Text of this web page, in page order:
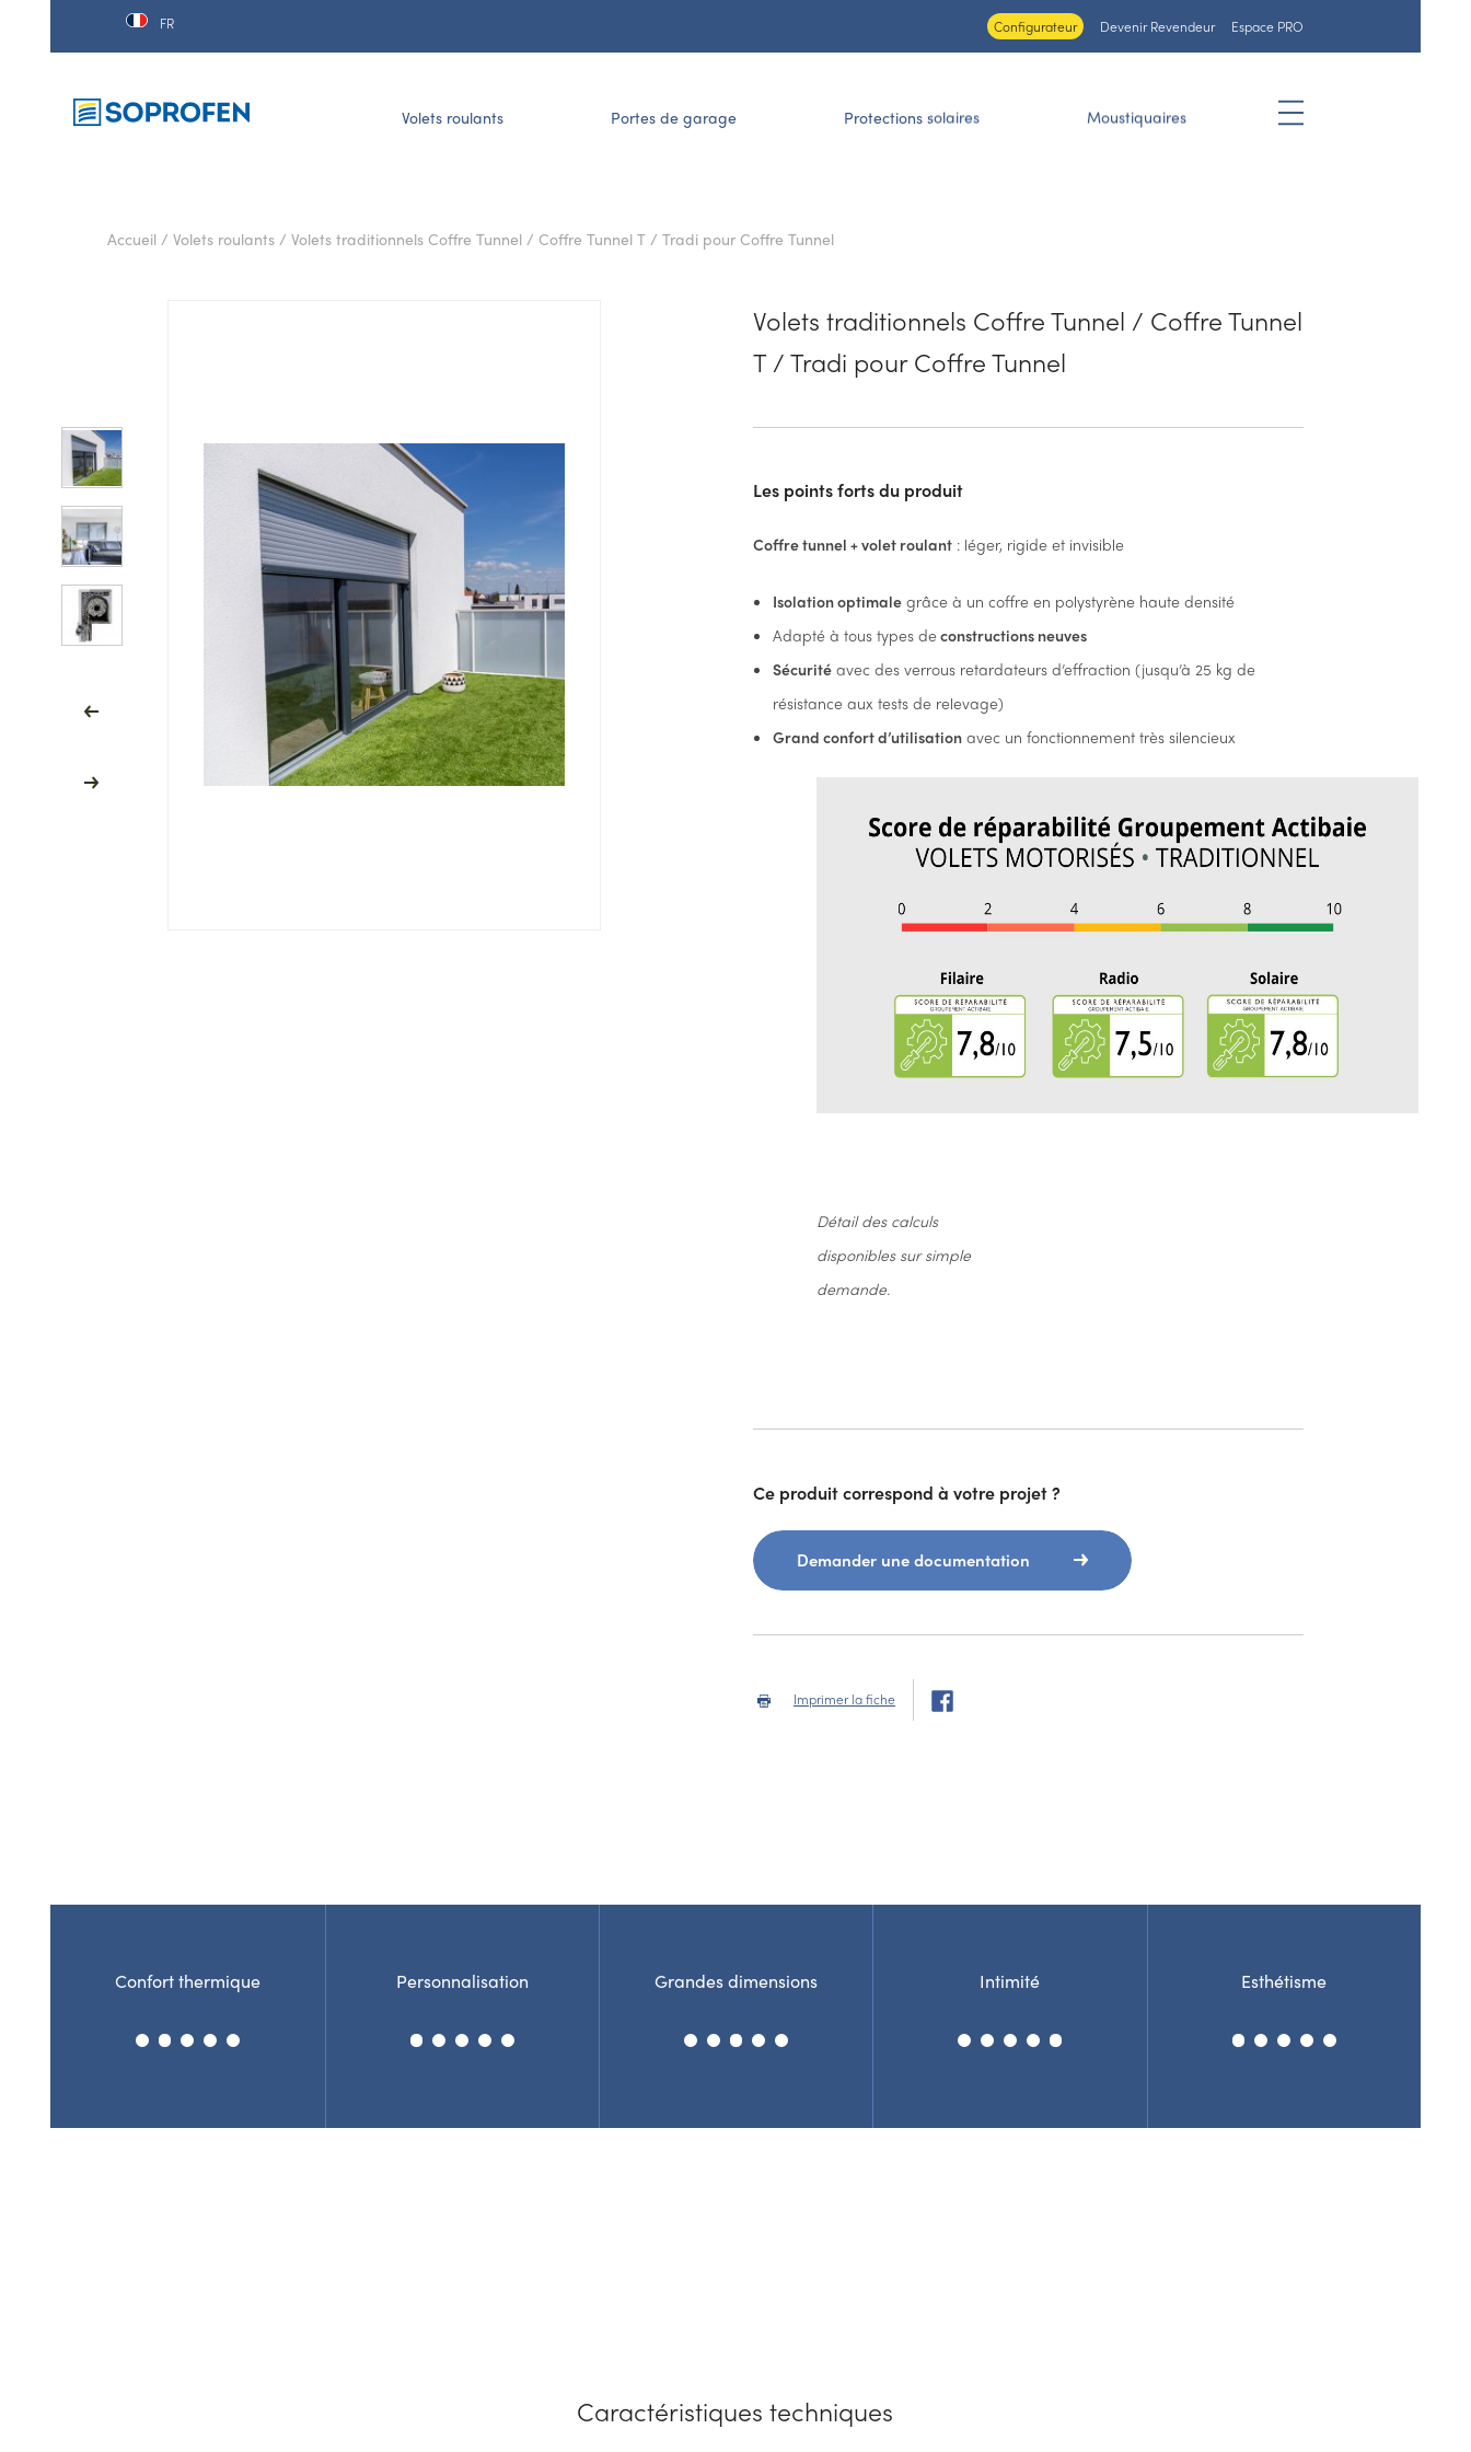
FR Configurateur Devenir Revendeur Espace PRO
Volets roulants Portes de garage Protections solaires Moustiquaires
Accueil /Volets roulants /Volets traditionnels Coffre Tunnel / Coffre Tunnel T / Tradi pour Coffre Tunnel
Volets traditionnels Coffre Tunnel / Coffre Tunnel
T / Tradi pour Coffre Tunnel
Les points forts du produit
Coffre tunnel + volet roulant: léger, rigide et invisible
Isolation optimale grâce à un coffre en polystyrène haute densité
Adapté à tous types deconstructions neuves
Sécurité avec des verrous retardateurs d’effraction (jusqu’à 25 kg de
résistance aux tests de relevage)
Grand confort d’utilisation avec un fonctionnement très silencieux
Détail des calculs
disponibles sur simple
demande.
Ce produit correspond à votre projet ?
Demander une documentation
Imprimer la fiche
Confort thermique Personnalisation Grandes dimensions Intimité Esthétisme
Caractéristiques techniques